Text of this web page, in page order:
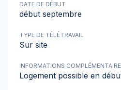
DATE DE DÉBUT
début septembre
TYPE DE TÉLÉTRAVAIL
Sur site
INFORMATIONS
Logement possible en